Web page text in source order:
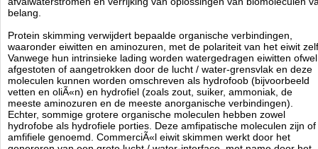
Deeltjes en ander afval wordt ook verwijderd, samen met fytoplankton
en bacterien. Deze verwijdering is zeer gewenst door de aquariaan en
wordt vaak versterkt door de plaatsing van de skimmer voor andere
vormen van filtratie, zodat de belasting van het filtersysteem als
geheel verminderd.
Eiwit skimmers worden gebruikt om algen en fytoplankton te behouden
voor het kweken of voor de commerciele verkoop als levende culturen.
Kwaliteiten van de Royal Exclusive Bubble King Series:
Doorsnede varieert van 200 tot 650 mm.
Alle pijpen zijn van GS plexiglas, met een wanddikte van 4 tot
belang.
Protein skimming verwijdert bepaalde organische verbindingen,
waaronder eiwitten en aminozuren, met de polariteit van het eiwit
Vanwege hun intrinsieke lading worden watergedragen eiwitten ofwel
afgestoten of aangetrokken door de lucht / water-grensvlak en deze
moleculen kunnen worden omschreven als hydrofoob (bijvoorbeeld
vetten en oliÃ«n) en hydrofiel (zoals zout, suiker, ammoniak, de
meeste aminozuren en de meeste anorganische verbindingen).
Echter, sommige grotere organische moleculen hebben zowel
hydrofobe als hydrofiele porties. Deze amfipatische moleculen zijn of
amfifiele genoemd. CommerciÃ«l eiwit skimmen werkt door het